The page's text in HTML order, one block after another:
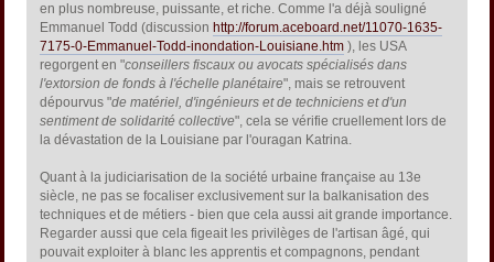
en plus nombreuse, puissante, et riche. Comme l'a déjà souligné
Emmanuel Todd (discussion http://forum.aceboard.net/11070-1635-
7175-0-Emmanuel-Todd-inondation-Louisiane.htm ), les USA
regorgent en "conseillers fiscaux ou avocats spécialisés dans
l'extorsion de fonds à l'échelle planétaire", mais se retrouvent
dépourvus "de matériel, d'ingénieurs et de techniciens et d'un
sentiment de solidarité collective", cela se vérifie cruellement lors de
la dévastation de la Louisiane par l'ouragan Katrina.
Quant à la judiciarisation de la société urbaine française au 13e
siècle, ne pas se focaliser exclusivement sur la balkanisation des
techniques et de métiers - bien que cela aussi ait grande importance.
Regarder aussi que cela figeait les privilèges de l'artisan âgé, qui
pouvait exploiter à blanc les apprentis et compagnons, pendant